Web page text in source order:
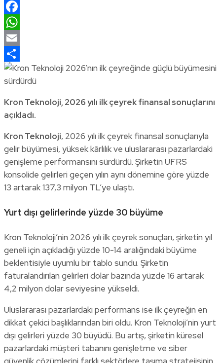
LinkedIn
Facebook
WhatsApp
Email
Share
Kron Teknoloji, 2026 yılı ilk çeyrek finansal sonuçlarını
açıkladı.
Kron Teknoloji, 2026 yılı ilk çeyrek finansal sonuçlarıyla
gelir büyümesi, yüksek kârlılık ve uluslararası pazarlardaki
genişleme performansını sürdürdü. Şirketin UFRS
konsolide gelirleri geçen yılın aynı dönemine göre yüzde
13 artarak 137,3 milyon TL’ye ulaştı.
Yurt dışı gelirlerinde yüzde 30 büyüme
Kron Teknoloji’nin 2026 yılı ilk çeyrek sonuçları, şirketin yıl
geneli için açıkladığı yüzde 10-14 aralığındaki büyüme
beklentisiyle uyumlu bir tablo sundu. Şirketin
faturalandırılan gelirleri dolar bazında yüzde 16 artarak
4,2 milyon dolar seviyesine yükseldi.
Uluslararası pazarlardaki performans ise ilk çeyreğin en
dikkat çekici başlıklarından biri oldu. Kron Teknoloji’nin yurt
dışı gelirleri yüzde 30 büyüdü. Bu artış, şirketin küresel
pazarlardaki müşteri tabanını genişletme ve siber